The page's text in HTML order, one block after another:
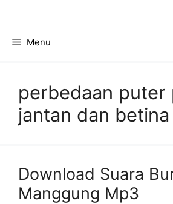
contentMenu
perbedaan puter
jantan dan betina
Download Suara
Manggung Mp3